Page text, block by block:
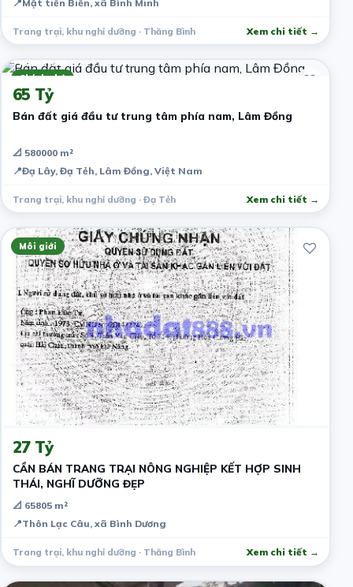
📍Mặt tiền Biển, xã Bình Minh
Trang trại, khu nghỉ dưỡng · Thăng Bình Xem chi tiết →
Chính chủ
5 năm trước
65 Tỷ
Bán đất giá đầu tư trung tâm phía nam, Lâm Đồng
📐 580000 m²
📍Đạ Lây, Đạ Tẻh, Lâm Đồng, Việt Nam
Trang trại, khu nghỉ dưỡng · Đạ Tẻh Xem chi tiết →
Môi giới
2 tháng trước
27 Tỷ
CẦN BÁN TRANG TRẠI NÔNG NGHIỆP KẾT HỢP SINH
THÁI, NGHĨ DƯỠNG ĐẸP
📐 65805 m²
📍Thôn Lạc Câu, xã Bình Dương
Trang trại, khu nghỉ dưỡng · Thăng Bình Xem chi tiết →